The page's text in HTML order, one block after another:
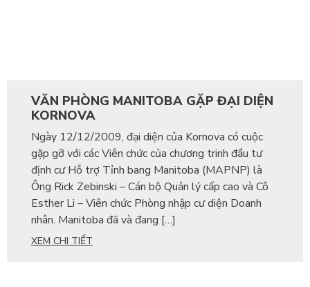
VĂN PHÒNG MANITOBA GẶP ĐẠI DIỆN
KORNOVA
Ngày 12/12/2009, đại diện của Kornova có cuộc
gặp gỡ với các Viên chức của chương trinh đầu tư
định cư Hỗ trợ Tỉnh bang Manitoba (MAPNP) là
Ông Rick Zebinski – Cán bộ Quản lý cấp cao và Cô
Esther Li – Viên chức Phòng nhập cư diện Doanh
nhân. Manitoba đã và đang […]
XEM CHI TIẾT